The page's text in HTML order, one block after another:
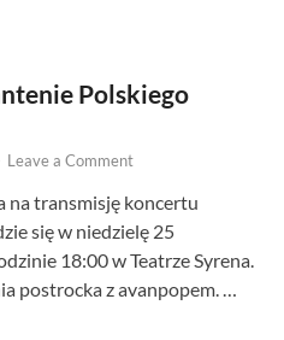
Polskiego
Leave a Comment
na transmisję koncertu
się w niedzielę 25
18:00 w Teatrze Syrena.
postrocka z avanpopem. …